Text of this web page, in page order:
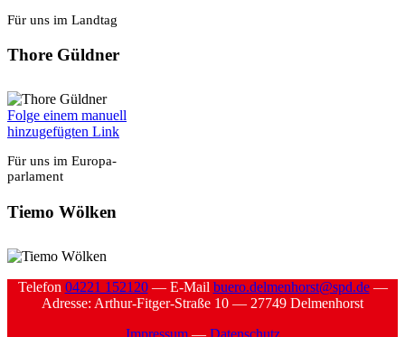
Für uns im Land­tag
Tho­re Güld­ner
Fol­ge einem manu­ell
hin­zu­ge­füg­ten Link
Für uns im Euro­pa­
par­la­ment
Tie­mo Wöl­ken
Tele­fon 04221 152120— E‑Mail buero.delmenhorst@spd.de—
Adres­se: Arthur-Fit­ger-Stra­ße 10 — 27749 Del­men­horst
Impres­sum— Daten­schutz